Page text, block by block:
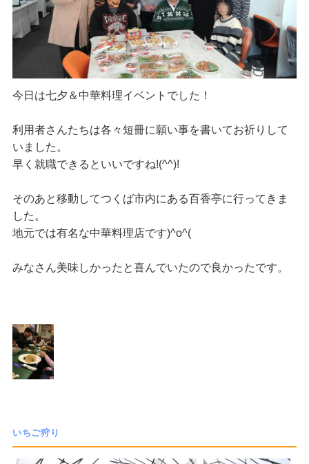
今日は七夕＆中華料理イベントでした！
利用者さんたちは各々短冊に願い事を書いてお祈りして
いました。
早く就職できるといいですね!(^^)!
そのあと移動してつくば市内にある百香亭に行ってきま
した。
地元では有名な中華料理店です)^o^(
みなさん美味しかったと喜んでいたので良かったです。
いちご狩り